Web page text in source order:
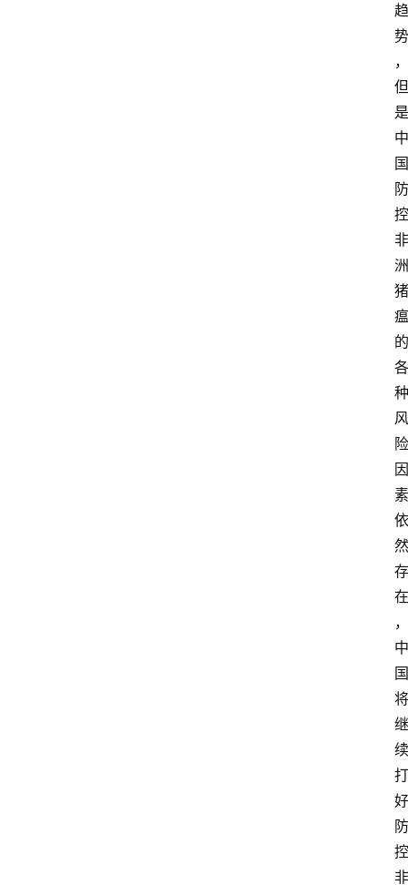
趋
势
，
但
是
中
国
防
控
非
洲
猪
瘟
的
各
种
风
险
因
素
依
然
存
在
，
中
国
将
继
续
打
好
防
控
非